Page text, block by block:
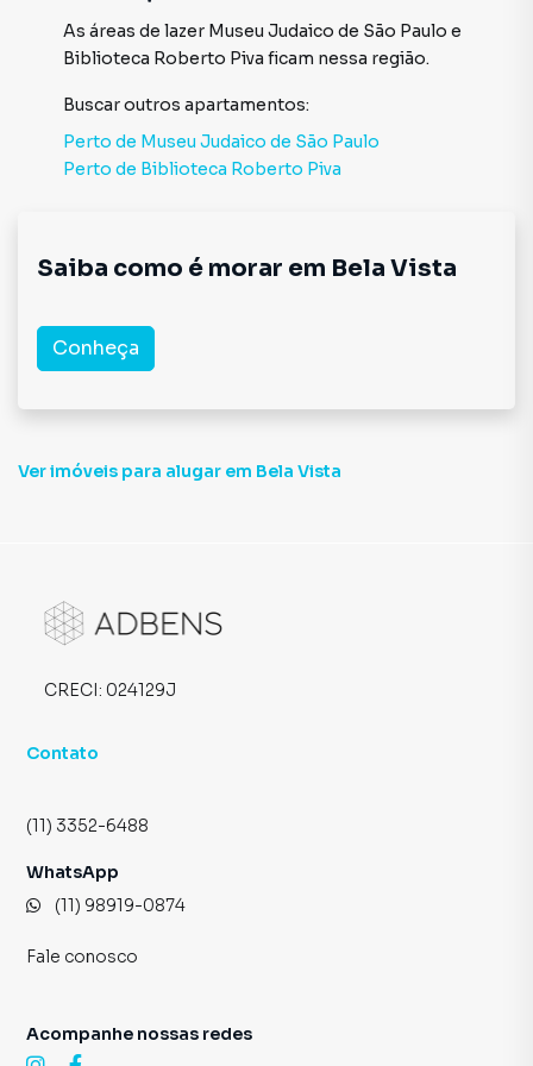
As áreas de lazer Museu Judaico de São Paulo e
Biblioteca Roberto Piva ficam nessa região.
Buscar outros apartamentos:
Perto de Museu Judaico de São Paulo
Perto de Biblioteca Roberto Piva
Saiba como é morar em Bela Vista
Conheça
Ver imóveis para alugar em Bela Vista
CRECI: 024129J
Contato
(11) 3352-6488
WhatsApp
(11) 98919-0874
Fale conosco
Acompanhe nossas redes